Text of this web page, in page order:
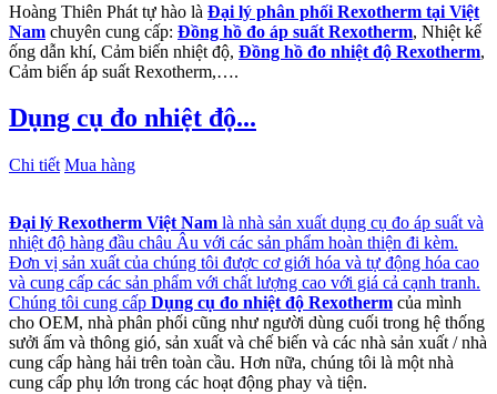
Hoàng Thiên Phát tự hào là Đại lý phân phối Rexotherm tại Việt
Nam chuyên cung cấp: Đồng hồ đo áp suất Rexotherm, Nhiệt kế
ống dẫn khí, Cảm biến nhiệt độ, Đồng hồ đo nhiệt độ Rexotherm,
Cảm biến áp suất Rexotherm,….
Dụng cụ đo nhiệt độ...
Chi tiết Mua hàng
Đại lý Rexotherm Việt Nam là nhà sản xuất dụng cụ đo áp suất và
nhiệt độ hàng đầu châu Âu với các sản phẩm hoàn thiện đi kèm.
Đơn vị sản xuất của chúng tôi được cơ giới hóa và tự động hóa cao
và cung cấp các sản phẩm với chất lượng cao với giá cả cạnh tranh.
Chúng tôi cung cấp Dụng cụ đo nhiệt độ Rexotherm của mình
cho OEM, nhà phân phối cũng như người dùng cuối trong hệ thống
sưởi ấm và thông gió, sản xuất và chế biến và các nhà sản xuất / nhà
cung cấp hàng hải trên toàn cầu. Hơn nữa, chúng tôi là một nhà
cung cấp phụ lớn trong các hoạt động phay và tiện.